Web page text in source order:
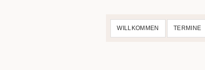
WILLKOMMEN TERMINE